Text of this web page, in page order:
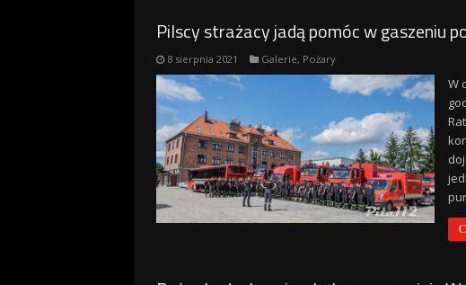
Pilscy strażacy jadą pomóc w gaszeniu
8 sierpnia 2021 Galerie, Pożary
W